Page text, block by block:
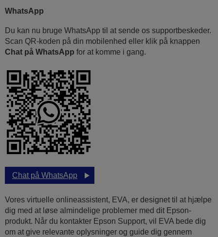
WhatsApp
Du kan nu bruge WhatsApp til at sende os supportbeskeder.
Scan QR-koden på din mobilenhed eller klik på knappen
Chat på WhatsApp for at komme i gang.
Chat på WhatsApp
Vores virtuelle onlineassistent, EVA, er designet til at hjælpe
dig med at løse almindelige problemer med dit Epson-
produkt. Når du kontakter Epson Support, vil EVA bede dig
om at give relevante oplysninger og guide dig gennem